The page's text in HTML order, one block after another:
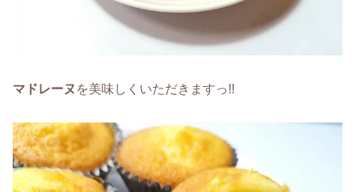
マドレーヌ を美味しくいただきますっ!!